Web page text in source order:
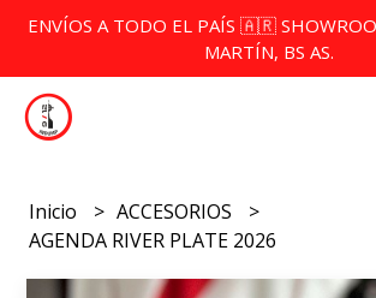
ENVÍOS A TODO EL PAÍS 🇦🇷
MARTÍN, BS AS.
Inicio
ACCESORIOS
AGENDA RIVER PLATE 2026